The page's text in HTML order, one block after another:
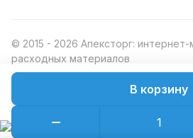
В корзину
© 2015 - 2026 Апексторг: интернет-
расходных материалов